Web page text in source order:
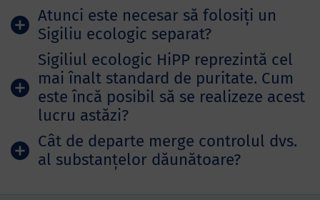
Atunci este necesar să folosiți un
Sigiliu ecologic separat?
Sigiliul ecologic HiPP reprezintă cel
mai înalt standard de puritate. Cum
este încă posibil să se realizeze acest
lucru astăzi?
Cât de departe merge controlul dvs.
al substanțelor dăunătoare?